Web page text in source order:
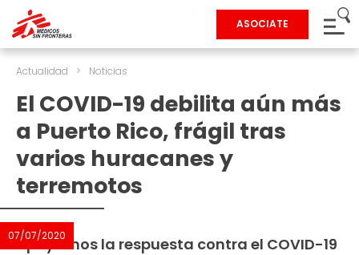
ASOCIATE
Actualidad > Noticias
El COVID-19 debilita aún más
a Puerto Rico, frágil tras
varios huracanes y
terremotos
07/07/2020
Apoyamos la respuesta contra el COVID-19